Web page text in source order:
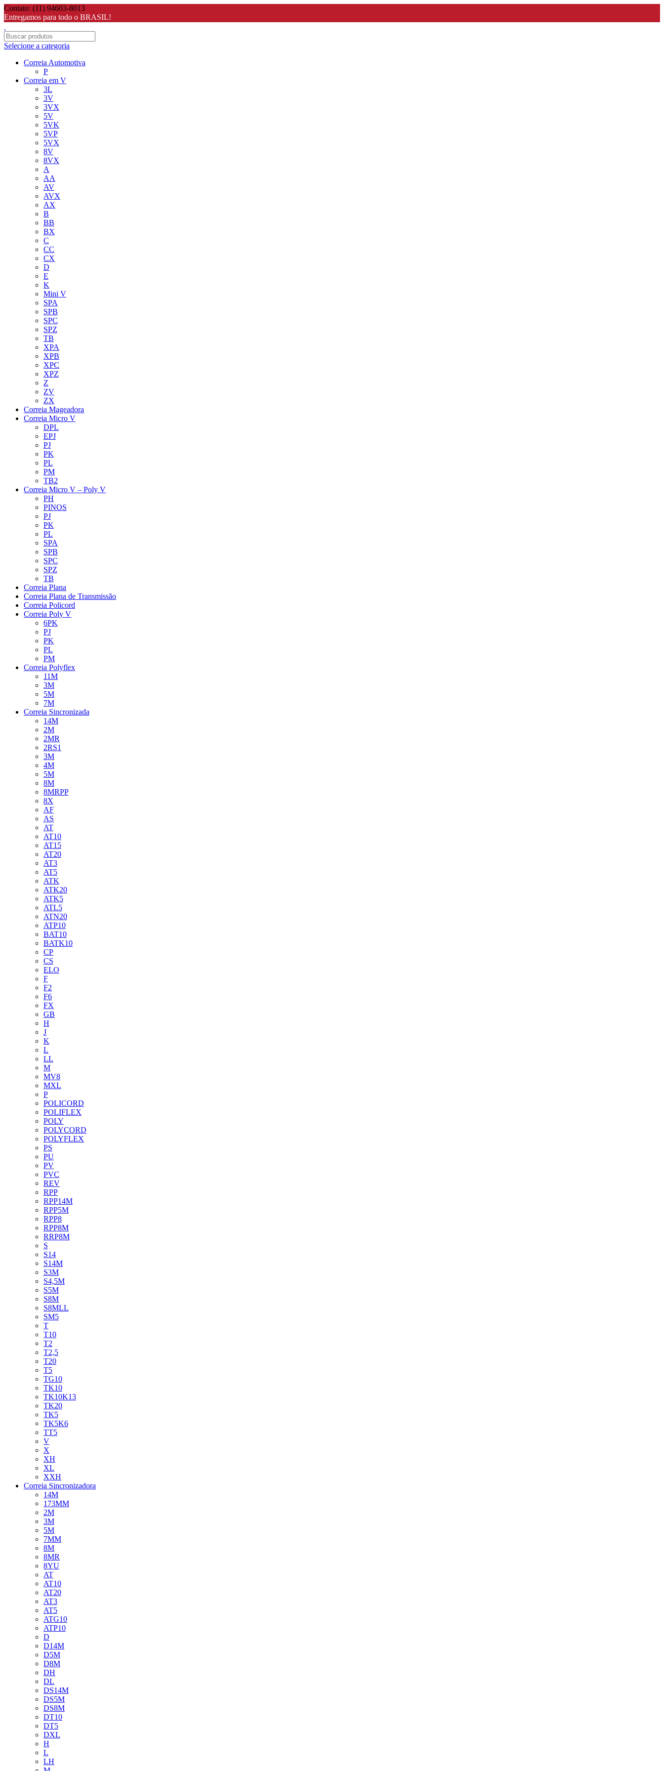
Contato: (11) 94603-8013
Entregamos para todo o BRASIL!
Selecione a categoria
Correia Automotiva
P
Correia em V
3L
3V
3VX
5V
5VK
5VP
5VX
8V
8VX
A
AA
AV
AVX
AX
B
BB
BX
C
CC
CX
D
E
K
Mini V
SPA
SPB
SPC
SPZ
TB
XPA
XPB
XPC
XPZ
Z
ZV
ZX
Correia Mageadora
Correia Micro V
DPL
EPJ
PJ
PK
PL
PM
TB2
Correia Micro V – Poly V
PH
PINOS
PJ
PK
PL
SPA
SPB
SPC
SPZ
TB
Correia Plana
Correia Plana de Transmissão
Correia Policord
Correia Poly V
6PK
PJ
PK
PL
PM
Correia Polyflex
11M
3M
5M
7M
Correia Sincronizada
14M
2M
2MR
2RS1
3M
4M
5M
8M
8MRPP
8X
AF
AS
AT
AT10
AT15
AT20
AT3
AT5
ATK
ATK20
ATK5
ATL5
ATN20
ATP10
BAT10
BATK10
CP
CS
ELO
F
F2
F6
FX
GB
H
J
K
L
LL
M
MV8
MXL
P
POLICORD
POLIFLEX
POLY
POLYCORD
POLYFLEX
PS
PU
PV
PVC
REV
RPP
RPP14M
RPP5M
RPP8
RPP8M
RRP8M
S
S14
S14M
S3M
S4,5M
S5M
S8M
S8MLL
SM5
T
T10
T2
T2,5
T20
T5
TG10
TK10
TK10K13
TK20
TK5
TK5K6
TT5
V
X
XH
XL
XXH
Correia Sincronizadora
14M
173MM
2M
3M
5M
7MM
8M
8MR
8YU
AT
AT10
AT20
AT3
AT5
ATG10
ATP10
D
D14M
D5M
D8M
DH
DL
DS14M
DS5M
DS8M
DT10
DT5
DXL
H
L
LH